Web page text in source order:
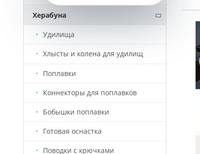
Херабуна
Удилища
Хлысты и колена для удилищ
Поплавки
Коннекторы для поплавков
Бобышки поплавки
Готовая оснастка
Поводки с крючками